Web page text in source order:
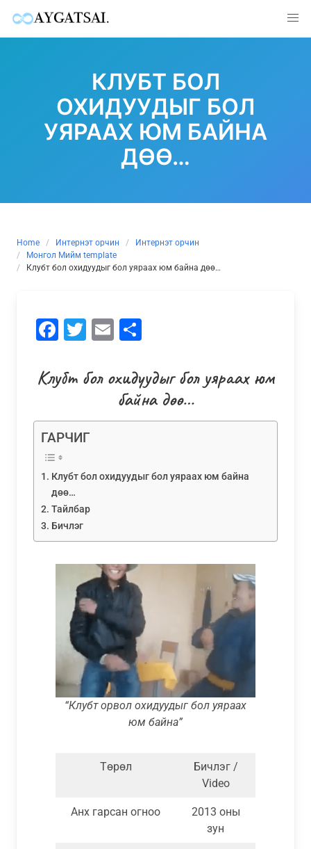
КЛУБТ БОЛ
ОХИДУУДЫГ БОЛ
УЯРААХ ЮМ БАЙНА
ДӨӨ…
Home Интернэт орчин
Интернэт орчин
Монгол Мийм template
Клубт бол охидуудыг бол уяраах юм байна дөө…
Facebook
Twitter
Email
Клубт бол охидуудыг бол уяраах юм
байна дөө…
ГАРЧИГ
Клубт бол охидуудыг бол уяраах юм байна
дөө…
Тайлбар
Бичлэг
“Клубт орвол охидуудыг бол уяраах
юм байна”
Төрөл
Бичлэг /
Video
Анх гарсан огноо
2013 оны
зун